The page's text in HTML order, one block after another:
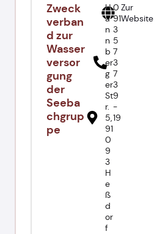
Zweck
verban
d zur
Wasser
versor
gung
der
Seeba
chgrup
pe
H
a
n
n
b
er
g
er
St
r.
5,
91
0
9
3
H
e
ß
d
or
f
0
91
3
5
7
3
7
3
9
-
19
Zur
Website